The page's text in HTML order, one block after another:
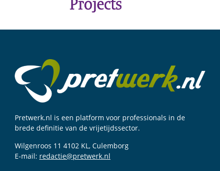
Pretwerk.nl is een platform voor professionals in de
brede definitie van de vrijetijdssector.
Wilgenroos 11 4102 KL, Culemborg
E-mail: redactie@pretwerk.nl